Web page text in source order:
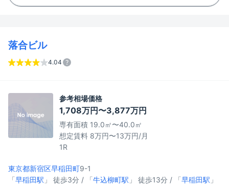
落合ビル
4.04
参考相場価格
1,708万円〜3,877万円
専有面積 19.0㎡〜40.0㎡
想定賃料 8万円〜13万円/月
1R
東京都新宿区早稲田町9-1
「早稲田駅 」 徒歩3分 / 「牛込柳町駅 」 徒歩13分 / 「早稲田駅 」